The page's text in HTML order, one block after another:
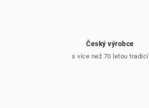
Český výrobce
s více než 70 letou tradicí